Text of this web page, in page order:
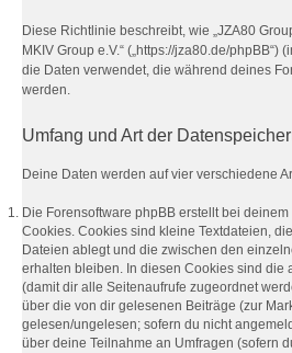
Diese Richtlinie beschreibt, wie „JZA80
MKIV Group e.V.“ („https://jza80.de/phpBB“)
die Daten verwendet, die während deines
werden.
Umfang und Art der
Deine Daten werden auf vier verschiedene
Die Forensoftware phpBB erstellt bei
Cookies. Cookies sind kleine Textdateien,
Dateien ablegt und die zwischen den
erhalten bleiben. In diesen Cookies sind die
(damit dir alle Seitenaufrufe zugeordnet
über die von dir gelesenen Beiträge (zur
gelesen/ungelesen; sofern du nicht
über deine Teilnahme an Umfragen (sofern